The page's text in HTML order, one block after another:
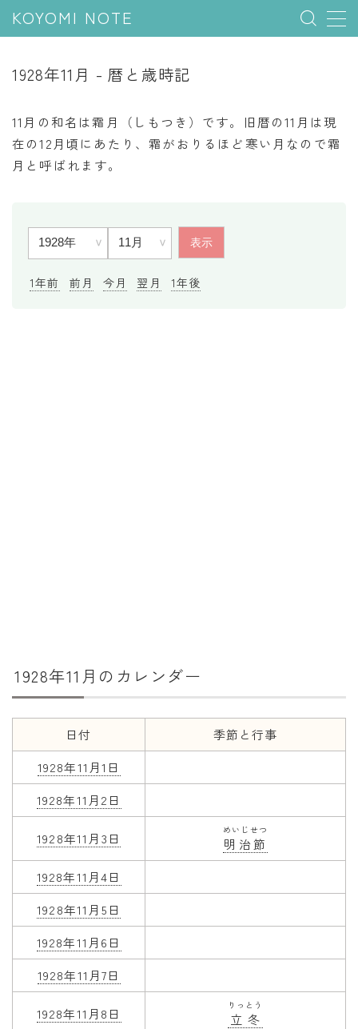
KOYOMI NOTE
五節句
年中行事
七十二候
雑節
二十七宿
年齢と学年
年齢・干支
学年
子供のお祝い
厄年
長寿のお祝い
季節の工作
折り紙・切り紙
1928年11月 - 暦と歳時記
11月の和名は霜月（しもつき）です。旧暦の11月は現
在の12月頃にあたり、霜がおりるほど寒い月なので霜
月と呼ばれます。
1年前 前月 今月 翌月 1年後
1928年11月のカレンダー
日付
季節と行事
1928年11月1日
1928年11月2日
1928年11月3日 明治節
めいじせつ
1928年11月4日
1928年11月5日
1928年11月6日
1928年11月7日
1928年11月8日 立冬
りっとう